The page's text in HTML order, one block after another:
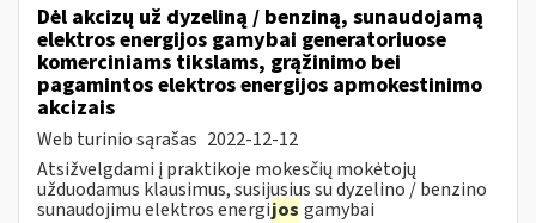
Dėl akcizų už dyzeliną / benziną, sunaudojamą
elektros energijos gamybai generatoriuose
komerciniams tikslams, grąžinimo bei
pagamintos elektros energijos apmokestinimo
akcizais
Web turinio sąrašas 2022-12-12
Atsižvelgdami į praktikoje mokesčių mokėtojų
užduodamus klausimus, susijusius su dyzelino / benzino
sunaudojimu elektros energijos gamybai